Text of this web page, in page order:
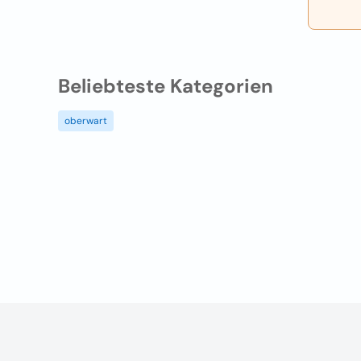
Beliebteste Kategorien
oberwart